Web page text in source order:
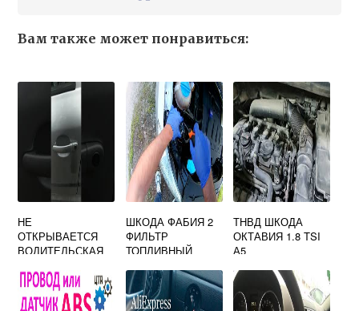
Вам также может понравиться:
НЕ
ОТКРЫВАЕТСЯ
ВОДИТЕЛЬСКАЯ
ОКТАВИЯ А5
ШКОДА ФАБИЯ 2
ФИЛЬТР
ТОПЛИВНЫЙ
ТНВД ШКОДА
ОКТАВИЯ 1.8 TSI
А5